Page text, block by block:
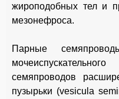
жироподобных тел и
мезонефроса.
Парные
семяпроводов
пузырьки (vesicula